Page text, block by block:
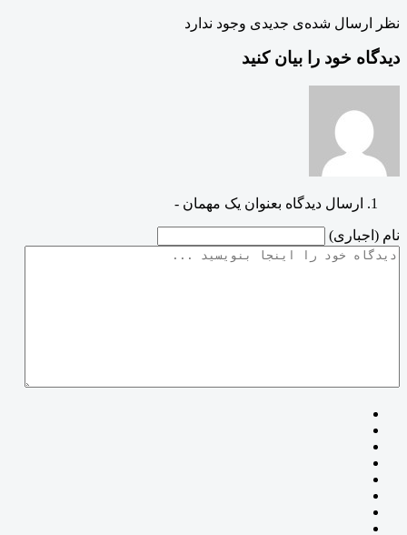
نظر ارسال شده‌ی جدیدی وجود ندارد
دیدگاه خود را بیان کنید
ارسال دیدگاه بعنوان یک مهمان -
نام (اجباری)